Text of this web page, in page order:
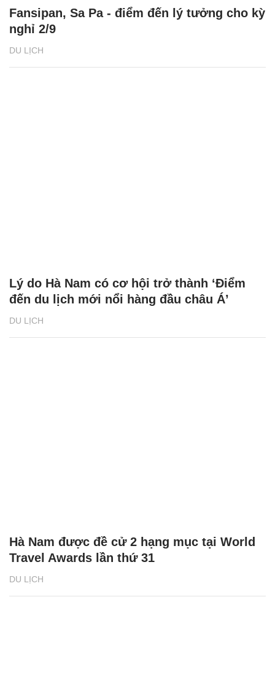
DU LỊCH
Fansipan, Sa Pa - điểm đến lý tưởng cho kỳ
nghỉ 2/9
DU LỊCH
Lý do Hà Nam có cơ hội trở thành ‘Điểm
đến du lịch mới nổi hàng đầu châu Á’
DU LỊCH
Hà Nam được đề cử 2 hạng mục tại World
Travel Awards lần thứ 31